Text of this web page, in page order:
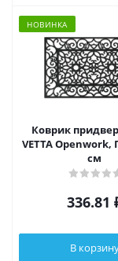
НОВИНКА
Коврик
VETTA Openwork,
см
336.81
В